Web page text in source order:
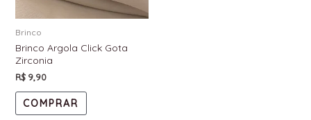
Brinco
Brinco Argola Click Gota
Zirconia
R$9,90
COMPRAR